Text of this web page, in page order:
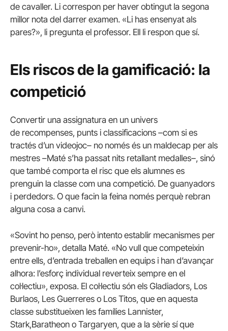
de cavaller. Li correspon per haver obtingut la segona
millor nota del darrer examen. «Li has ensenyat als
pares?», li pregunta el professor. Ell li respon que sí.
Els riscos de la gamificació: la
competició
Convertir una assignatura en un univers
de recompenses, punts i classificacions –com si es
tractés d’un videojoc– no només és un maldecap per als
mestres –Maté s’ha passat nits retallant medalles–, sinó
que també comporta el risc que els alumnes es
prenguin la classe com una competició. De guanyadors
i perdedors. O que facin la feina només perquè rebran
alguna cosa a canvi.
«Sovint ho penso, però intento establir mecanismes per
prevenir-ho», detalla Maté. «No vull que competeixin
entre ells, d’entrada treballen en equips i han d’avançar
alhora: l’esforç individual reverteix sempre en el
col·lectiu», exposa. El col·lectiu són els Gladiadors, Los
Burlaos, Les Guerreres o Los Titos, que en aquesta
classe substitueixen les famílies Lannister,
Stark,Baratheon o Targaryen, que a la sèrie sí que